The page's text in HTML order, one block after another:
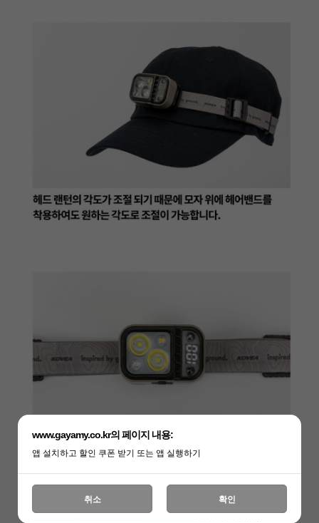
www.gayamy.co.kr의 페이지 내용:
앱 설치하고 할인 쿠폰 받기 또는 앱 실행하기
취소 확인